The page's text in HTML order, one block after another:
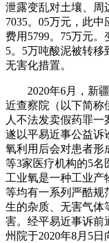
泄露变乱对土壤、周
7035。05万元，此
费用5799。75万元
5。5万吨酸泥被转
无害化措置。
2020年6月，新疆
近查察院（以下简称
人不法发卖假药罪一
遂以平易近事公益诉
氧利用后会对患者形
等3家医疗机构的5名
工业氧是一种工业产
等均有一系列严酷规
生的杂质、无害气体
害。经平易近事诉前
州院于2020年8月5